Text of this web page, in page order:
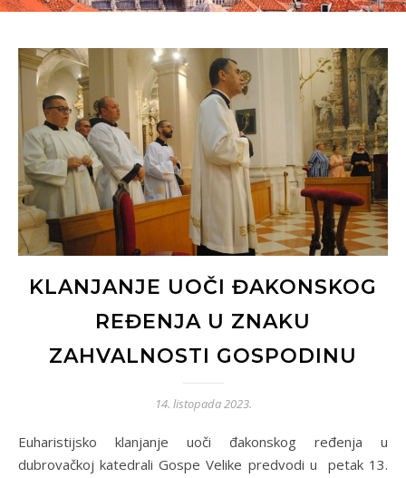
KLANJANJE UOČI ĐAKONSKOG
REĐENJA U ZNAKU
ZAHVALNOSTI GOSPODINU
14. listopada 2023.
Euharistijsko klanjanje uoči đakonskog ređenja u
dubrovačkoj katedrali Gospe Velike predvodi u petak 13.